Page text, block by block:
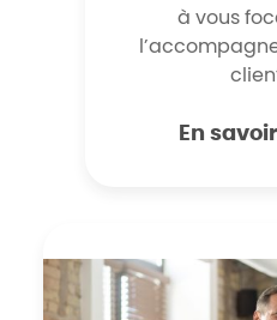
à vous
En